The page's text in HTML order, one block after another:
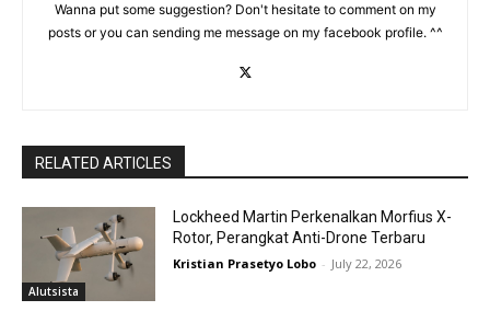
Wanna put some suggestion? Don't hesitate to comment on my
posts or you can sending me message on my facebook profile. ^^
RELATED ARTICLES
Alutsista
Lockheed Martin Perkenalkan Morfius X-
Rotor, Perangkat Anti-Drone Terbaru
Kristian Prasetyo Lobo - July 22, 2026